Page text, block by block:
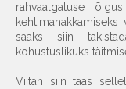
rahvaalgatuse
saaks siin
kohustuslikuks
Viitan siin taas